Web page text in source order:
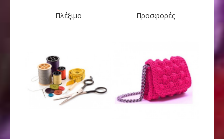
Πλέξιμο Προσφορές